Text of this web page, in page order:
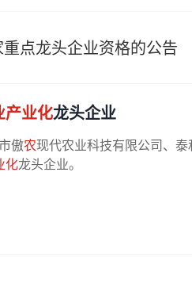
点龙头企业资格的公告
产业化龙头企业
傲农现代农业科技有限公司、
化龙头企业。